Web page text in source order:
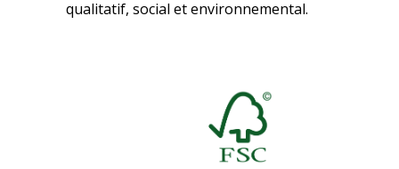
qualitatif, social et environnemental.